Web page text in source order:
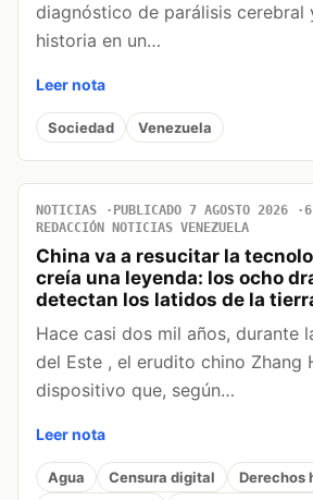
diagnóstico de parálisis cerebral
historia en un…
Leer nota
Sociedad Venezuela
NOTICIAS PUBLICADO 7 AGOSTO 2026
REDACCIÓN NOTICIAS VENEZUELA
China va a resucitar la
creía una leyenda: los ocho
detectan los latidos de la
Hace casi dos mil años, durante
del Este , el erudito chino Zhang
dispositivo que, según…
Leer nota
Agua Censura digital
Derechos